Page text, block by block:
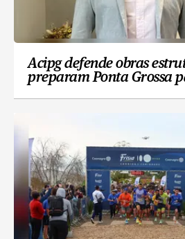
Acipg defende obras
preparam Ponta Grossa